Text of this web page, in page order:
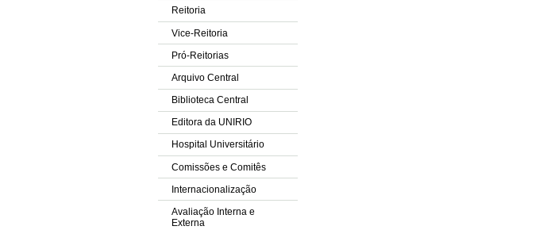
Reitoria
Vice-Reitoria
Pró-Reitorias
Arquivo Central
Biblioteca Central
Editora da UNIRIO
Hospital Universitário
Comissões e Comitês
Internacionalização
Avaliação Interna e
Externa